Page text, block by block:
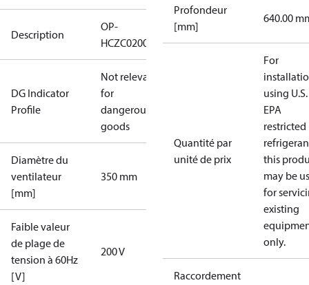
Description
OP-
HCZC0200UWJ300Q
DG Indicator
Profile
Not relevant
for
dangerous
goods
Diamètre du
ventilateur
[mm]
350 mm
Faible valeur
de plage de
tension à 60Hz
[V]
200 V
Profondeur
[mm]
640.00
Quantité par
unité de prix
For
using U.S.
EPA
restricted
this
may be
for
existing
only.
Raccordement